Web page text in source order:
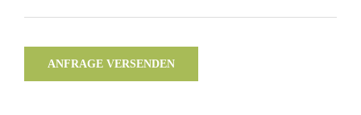
ANFRAGE VERSENDEN